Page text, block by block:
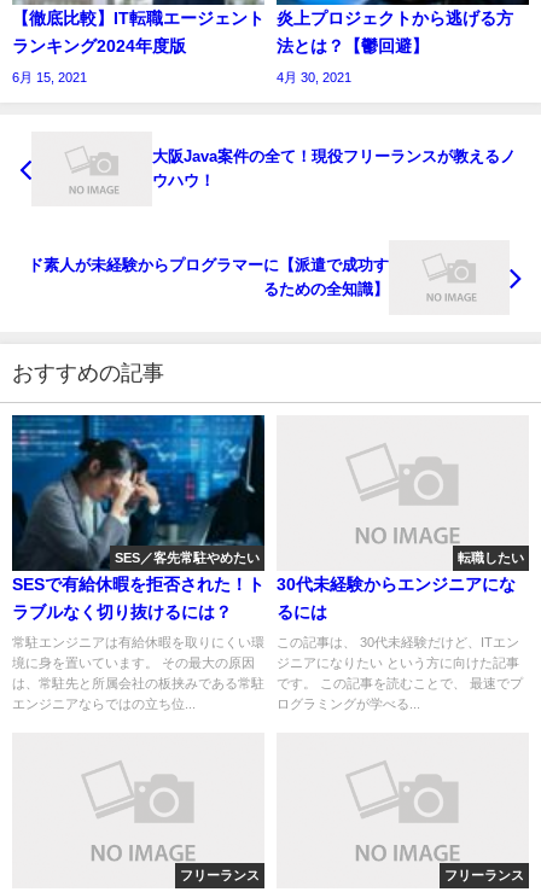
【徹底比較】IT転職エージェント
ランキング2024年度版
6月 15, 2021
炎上プロジェクトから逃げる方
法とは？【鬱回避】
4月 30, 2021
大阪Java案件の全て！現役フリーランスが教えるノ
ウハウ！
ド素人が未経験からプログラマーに【派遣で成功す
るための全知識】
おすすめの記事
SES／客先常駐やめたい
SESで有給休暇を拒否された！ト
ラブルなく切り抜けるには？
常駐エンジニアは有給休暇を取りにくい環
境に身を置いています。 その最大の原因
は、常駐先と所属会社の板挟みである常駐
エンジニアならではの立ち位...
転職したい
30代未経験からエンジニアにな
るには
この記事は、 30代未経験だけど、ITエン
ジニアになりたい という方に向けた記事
です。 この記事を読むことで、 最速でプ
ログラミングが学べる...
フリーランス フリーランス